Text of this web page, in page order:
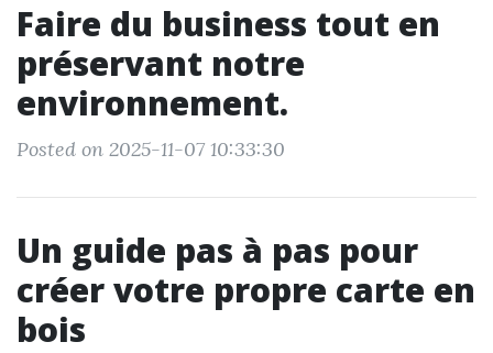
Faire du business tout en
préservant notre
environnement.
Posted on 2025-11-07 10:33:30
Un guide pas à pas pour
créer votre propre carte en
bois